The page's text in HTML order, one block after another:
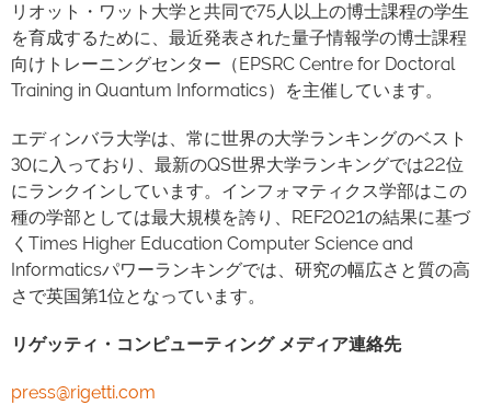
リオット・ワット大学と共同で75人以上の博士課程の学生
を育成するために、最近発表された量子情報学の博士課程
向けトレーニングセンター（EPSRC Centre for Doctoral
Training in Quantum Informatics）を主催しています。
エディンバラ大学は、常に世界の大学ランキングのベスト
30に入っており、最新のQS世界大学ランキングでは22位
にランクインしています。インフォマティクス学部はこの
種の学部としては最大規模を誇り、REF2021の結果に基づ
くTimes Higher Education Computer Science and
Informaticsパワーランキングでは、研究の幅広さと質の高
さで英国第1位となっています。
リゲッティ・コンピューティング メディア連絡先
press@rigetti.com